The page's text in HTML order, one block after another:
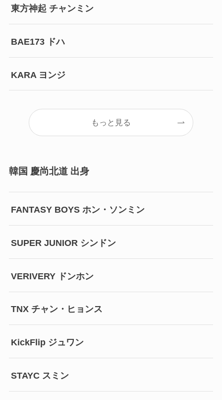
東方神起 チャンミン
BAE173 ドハ
KARA ヨンジ
もっと見る
韓国 慶尚北道 出身
FANTASY BOYS ホン・ソンミン
SUPER JUNIOR シンドン
VERIVERY ドンホン
TNX チャン・ヒョンス
KickFlip ジュワン
STAYC スミン